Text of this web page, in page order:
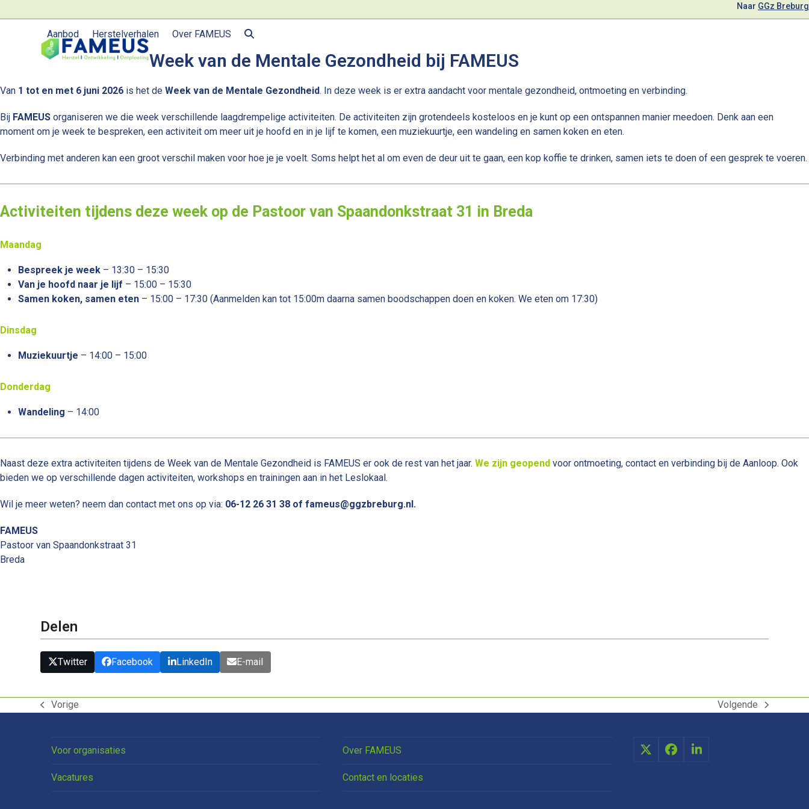
to
Naar GGz Breburg
Aanbod Herstelverhalen Over FAMEUS
Week van de Mentale Gezondheid bij FAMEUS
Van 1 tot en met 6 juni 2026 is het de Week van de Mentale Gezondheid. In deze week is er extra aandacht voor mentale gezondheid, ontmoeting en verbinding.
Bij FAMEUS organiseren we die week verschillende laagdrempelige activiteiten. De activiteiten zijn grotendeels kosteloos en je kunt op een ontspannen manier meedoen. Denk aan een
moment om je week te bespreken, een activiteit om meer uit je hoofd en in je lijf te komen, een muziekuurtje, een wandeling en samen koken en eten.
Verbinding met anderen kan een groot verschil maken voor hoe je je voelt. Soms helpt het al om even de deur uit te gaan, een kop koffie te drinken, samen iets te doen of een gesprek te voeren.
Activiteiten tijdens deze week op de Pastoor van Spaandonkstraat 31 in Breda
Maandag
Bespreek je week – 13:30 – 15:30
Van je hoofd naar je lijf – 15:00 – 15:30
Samen koken, samen eten – 15:00 – 17:30 (Aanmelden kan tot 15:00m daarna samen boodschappen doen en koken. We eten om 17:30)
Dinsdag
Muziekuurtje – 14:00 – 15:00
Donderdag
Wandeling – 14:00
Naast deze extra activiteiten tijdens de Week van de Mentale Gezondheid is FAMEUS er ook de rest van het jaar. We zijn geopend voor ontmoeting, contact en verbinding bij de Aanloop. Ook
bieden we op verschillende dagen activiteiten, workshops en trainingen aan in het Leslokaal.
Wil je meer weten? neem dan contact met ons op via: 06-12 26 31 38 of fameus@ggzbreburg.nl.
FAMEUS
Pastoor van Spaandonkstraat 31
Breda
Delen
Twitter Facebook LinkedIn E-mail
previous
Vorige
next
Volgende
Voor organisaties
Vacatures
Over FAMEUS
Contact en locaties
X Facebook
LinkedIn